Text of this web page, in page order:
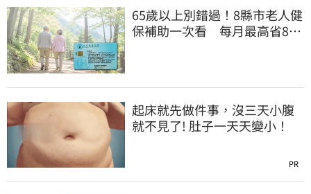
65歲以上別錯過！8縣市老人健
保補助一次看 每月最高省826
起床就先做件事，沒三天小腹
就不見了! 肚子一天天變小！
PR